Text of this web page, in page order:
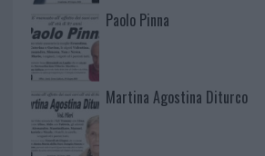
Paolo Pinna
Martina Agostina Diturco